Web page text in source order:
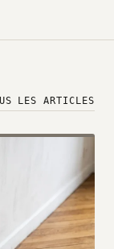
LES ARTICLES